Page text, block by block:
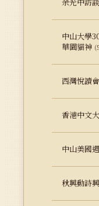
中山大學
華園貓神
西灣悅讀
香港中文
中山美國
秋興動詩